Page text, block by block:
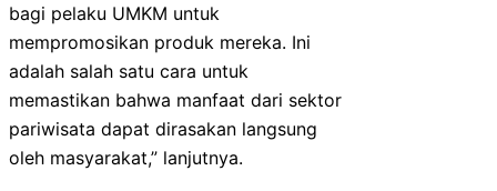
bagi pelaku UMKM untuk
mempromosikan produk mereka. Ini
adalah salah satu cara untuk
memastikan bahwa manfaat dari sektor
pariwisata dapat dirasakan langsung
oleh masyarakat,” lanjutnya.